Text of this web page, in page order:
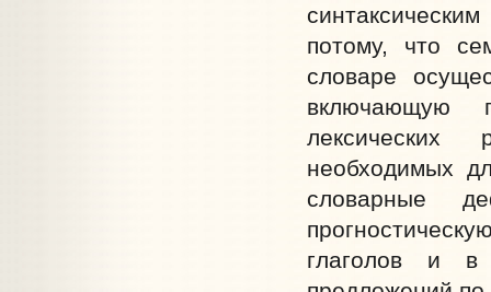
потому, что
словаре
включающую
лексических
необходимых
словарные
глаголов и в